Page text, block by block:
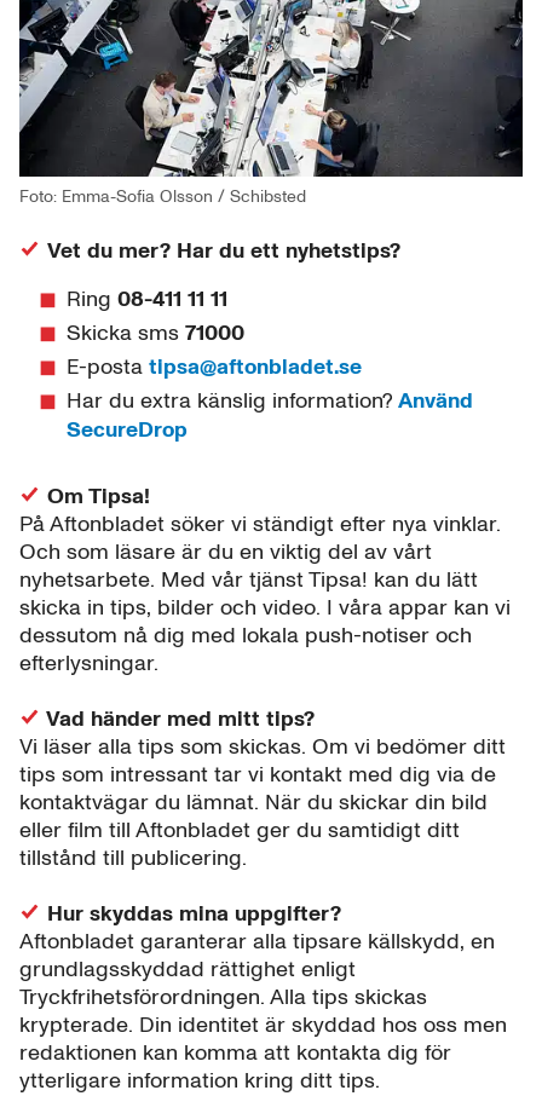
Foto: Emma-Sofia Olsson / Schibsted
Vet du mer? Har du ett nyhetstips?
Ring 08-411 11 11
Skicka sms 71000
E-posta tipsa@aftonbladet.se
Har du extra känslig information? Använd
SecureDrop
Om Tipsa!
På Aftonbladet söker vi ständigt efter nya vinklar.
Och som läsare är du en viktig del av vårt
nyhetsarbete. Med vår tjänst Tipsa! kan du lätt
skicka in tips, bilder och video. I våra appar kan vi
dessutom nå dig med lokala push-notiser och
efterlysningar.
Vad händer med mitt tips?
Vi läser alla tips som skickas. Om vi bedömer ditt
tips som intressant tar vi kontakt med dig via de
kontaktvägar du lämnat. När du skickar din bild
eller film till Aftonbladet ger du samtidigt ditt
tillstånd till publicering.
Hur skyddas mina uppgifter?
Aftonbladet garanterar alla tipsare källskydd, en
grundlagsskyddad rättighet enligt
Tryckfrihetsförordningen. Alla tips skickas
krypterade. Din identitet är skyddad hos oss men
redaktionen kan komma att kontakta dig för
ytterligare information kring ditt tips.